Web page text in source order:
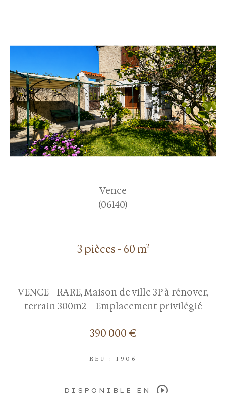
Vence
(06140)
3 pièces - 60 m²
VENCE - RARE, Maison de ville 3P à rénover,
terrain 300m2 – Emplacement privilégié
390 000 €
REF : 1906
DISPONIBLE EN